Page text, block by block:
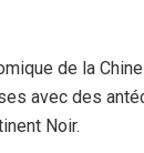
de la
avec des
Noir.